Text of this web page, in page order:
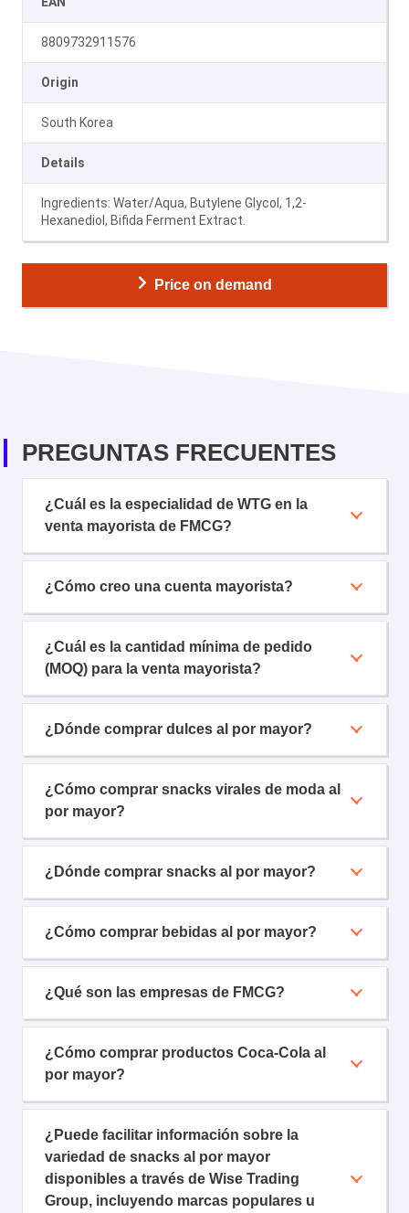
8809732911576
Origin
South Korea
Details
Ingredients: Water/Aqua, Butylene Glycol, 1,2-
Hexanediol, Bifida Ferment Extract.
Price on demand
PREGUNTAS FRECUENTES
¿Cuál es la especialidad de WTG en la
venta mayorista de FMCG?
¿Cómo creo una cuenta mayorista?
¿Cuál es la cantidad mínima de pedido
(MOQ) para la venta mayorista?
¿Dónde comprar dulces al por mayor?
¿Cómo comprar snacks virales de moda al
por mayor?
¿Dónde comprar snacks al por mayor?
¿Cómo comprar bebidas al por mayor?
¿Qué son las empresas de FMCG?
¿Cómo comprar productos Coca-Cola al
por mayor?
¿Puede facilitar información sobre la
variedad de snacks al por mayor
disponibles a través de Wise Trading
Group, incluyendo marcas populares u